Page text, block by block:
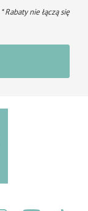
* Rabaty nie łączą się